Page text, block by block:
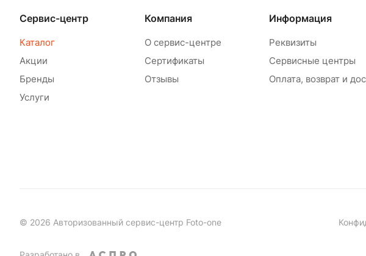
Сервис-центр
Каталог
Акции
Бренды
Услуги
Компания
О сервис-центре
Сертификаты
Отзывы
Информация
Реквизиты
Сервисные центры
Оплата, возврат и
© 2026 Авторизованный сервис-центр Foto-one